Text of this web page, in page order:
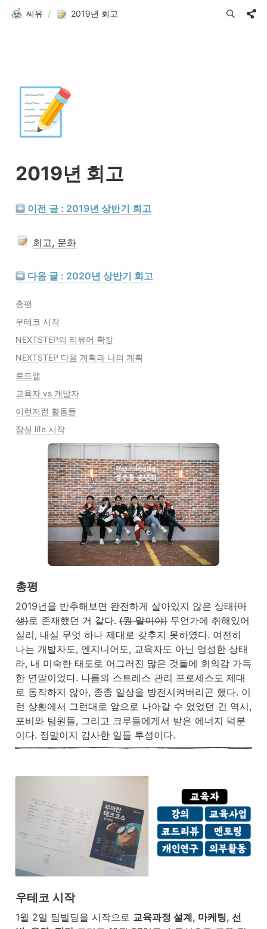
씨유 / 2019년 회고
📝
2019년 회고
이전 글 : 2019년 상반기 회고
회고, 문화
다음 글 : 2020년 상반기 회고
총평
우테코 시작
NEXTSTEP의 리뷰어 확장
NEXTSTEP 다음 계획과 나의 계획
로드맵
교육자 vs 개발자
이런저런 활동들
잠실 life 시작
총평
2019년을 반추해보면 완전하게 살아있지 않은 상태(미
생)로 존재했던 거 같다. (뭔 말이야) 무언가에 취해있어
실리, 내실 무엇 하나 제대로 갖추지 못하였다. 여전히
나는 개발자도, 엔지니어도, 교육자도 아닌 엉성한 상태
라, 내 미숙한 태도로 어그러진 많은 것들에 회의감 가득
한 연말이었다. 나름의 스트레스 관리 프로세스도 제대
로 동작하지 않아, 종종 일상을 방전시켜버리곤 했다. 이
런 상황에서 그런대로 앞으로 나아갈 수 었었던 건 역시,
포비와 팀원들, 그리고 크루들에게서 받은 에너지 덕분
이다. 정말이지 감사한 일들 투성이다.
우테코 시작
1월 2일 팀빌딩을 시작으로 교육과정 설계, 마케팅, 선